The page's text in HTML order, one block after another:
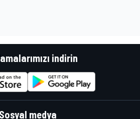
indirin
Sosyal medya